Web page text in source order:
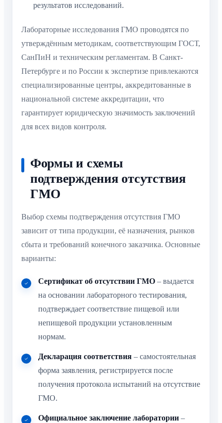
результатов исследований.
Лабораторные исследования ГМО проводятся по
утверждённым методикам, соответствующим ГОСТ,
СанПиН и техническим регламентам. В Санкт-
Петербурге и по России к экспертизе привлекаются
специализированные центры, аккредитованные в
национальной системе аккредитации, что
гарантирует юридическую значимость заключений
для всех видов контроля.
Формы и схемы
подтверждения отсутствия
ГМО
Выбор схемы подтверждения отсутствия ГМО
зависит от типа продукции, её назначения, рынков
сбыта и требований конечного заказчика. Основные
варианты:
Сертификат об отсутствии ГМО – выдается
на основании лабораторного тестирования,
подтверждает соответствие пищевой или
непищевой продукции установленным
нормам.
Декларация соответствия – самостоятельная
форма заявления, регистрируется после
получения протокола испытаний на отсутствие
ГМО.
Официальное заключение лаборатории –